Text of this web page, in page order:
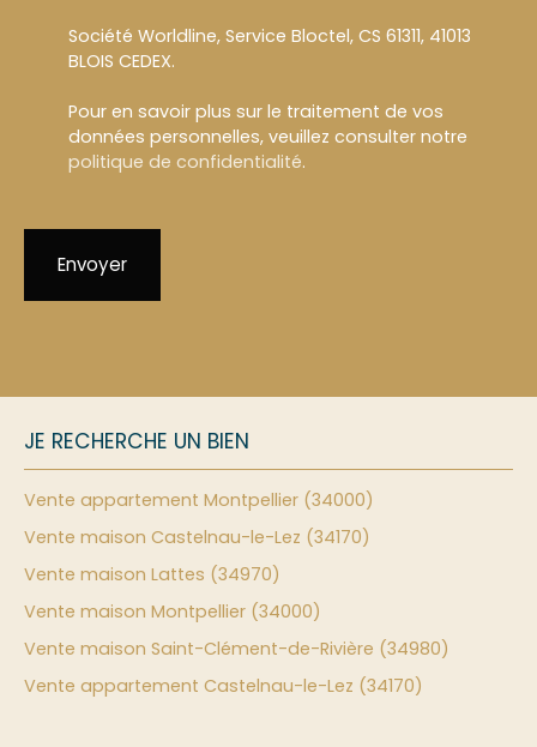
Société Worldline, Service Bloctel, CS 61311, 41013
BLOIS CEDEX.
Pour en savoir plus sur le traitement de vos
données personnelles, veuillez consulter notre
politique de confidentialité.
Envoyer
JE RECHERCHE UN BIEN
Vente appartement Montpellier (34000)
Vente maison Castelnau-le-Lez (34170)
Vente maison Lattes (34970)
Vente maison Montpellier (34000)
Vente maison Saint-Clément-de-Rivière (34980)
Vente appartement Castelnau-le-Lez (34170)